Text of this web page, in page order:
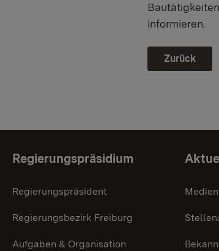
informieren.
Zurück
Regierungspräsidium
Regierungspräsident
Regierungsbezirk Freiburg
Aufgaben & Organisation